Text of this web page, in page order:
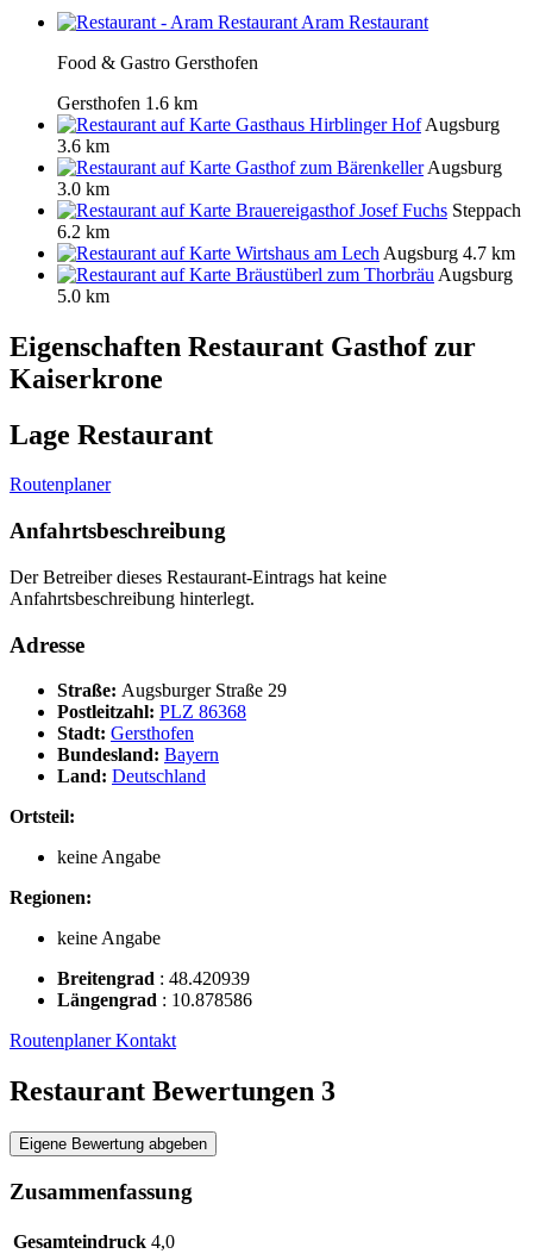
Aram Restaurant
Food & Gastro Gersthofen
Gersthofen 1.6 km
Gasthaus Hirblinger Hof Augsburg
3.6 km
Gasthof zum Bärenkeller Augsburg
3.0 km
Brauereigasthof Josef Fuchs Steppach
6.2 km
Wirtshaus am Lech Augsburg 4.7 km
Bräustüberl zum Thorbräu Augsburg
5.0 km
Eigenschaften Restaurant Gasthof zur
Kaiserkrone
Lage Restaurant
Routenplaner
Anfahrtsbeschreibung
Der Betreiber dieses Restaurant-Eintrags hat keine
Anfahrtsbeschreibung hinterlegt.
Adresse
Straße: Augsburger Straße 29
Postleitzahl: PLZ 86368
Stadt: Gersthofen
Bundesland: Bayern
Land: Deutschland
Ortsteil:
keine Angabe
Regionen:
keine Angabe
Breitengrad : 48.420939
Längengrad : 10.878586
RoutenplanerKontakt
Restaurant Bewertungen 3
Eigene Bewertung abgeben
Zusammenfassung
Gesamteindruck 4,0